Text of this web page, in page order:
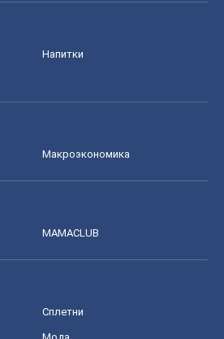
Напитки
Mакроэкономика
MAMACLUB
Сплетни